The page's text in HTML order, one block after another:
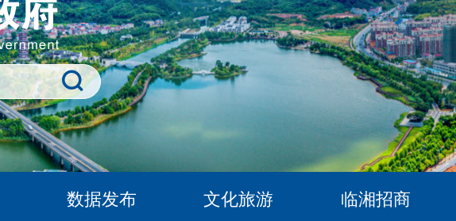
数据发布 文化旅游 临湘招商